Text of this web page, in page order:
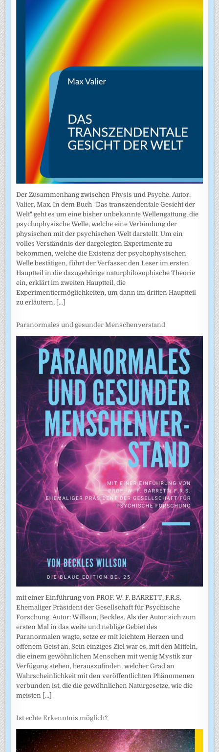
Der Zusammenhang zwischen Physis und Psyche. Autor:
Valier, Max. In dem Buch "Das transzendentale Gesicht der
Welt" geht es um eine bisher unbekannte Wellengattung, die
psychophysische Welle, welche eine Verbindung der
physischen mit der psychischen Welt darstellt. Um ein
volles Verständnis der dargelegten Experimente zu
bekommen, welche die Existenz der psychophysischen
Welle bestätigen, führt der Verfasser den Leser im ersten
Hauptteil in die dazugehörige naturphilosophische Theorie
ein, erklärt im zweiten Hauptteil, die
Experimentiermöglichkeiten, um dann im dritten Hauptteil
zu erläutern, [...]
Paranormales und gesunder Menschenverstand
mit einer Einführung von PROF. W. F. BARRETT, F.R.S.
Ehemaliger Präsident der Gesellschaft für Psychische
Forschung. Autor: Willson, Beckles. Als der Autor sich zum
ersten Mal in das weite und neblige Gebiet des
Paranormalen wagte, setze er mit leichtem Herzen und
offenem Geist an. Sein einziges Ziel war es, mit den Mitteln,
die einem gewöhnlichen Menschen mit wenig Mystik zur
Verfügung stehen, herauszufinden, welcher Grad an
Wahrscheinlichkeit mit den veröffentlichten Phänomenen
verbunden ist, die die gewöhnlichen Naturgesetze, wie die
meisten [...]
Ist echte Erkenntnis möglich?